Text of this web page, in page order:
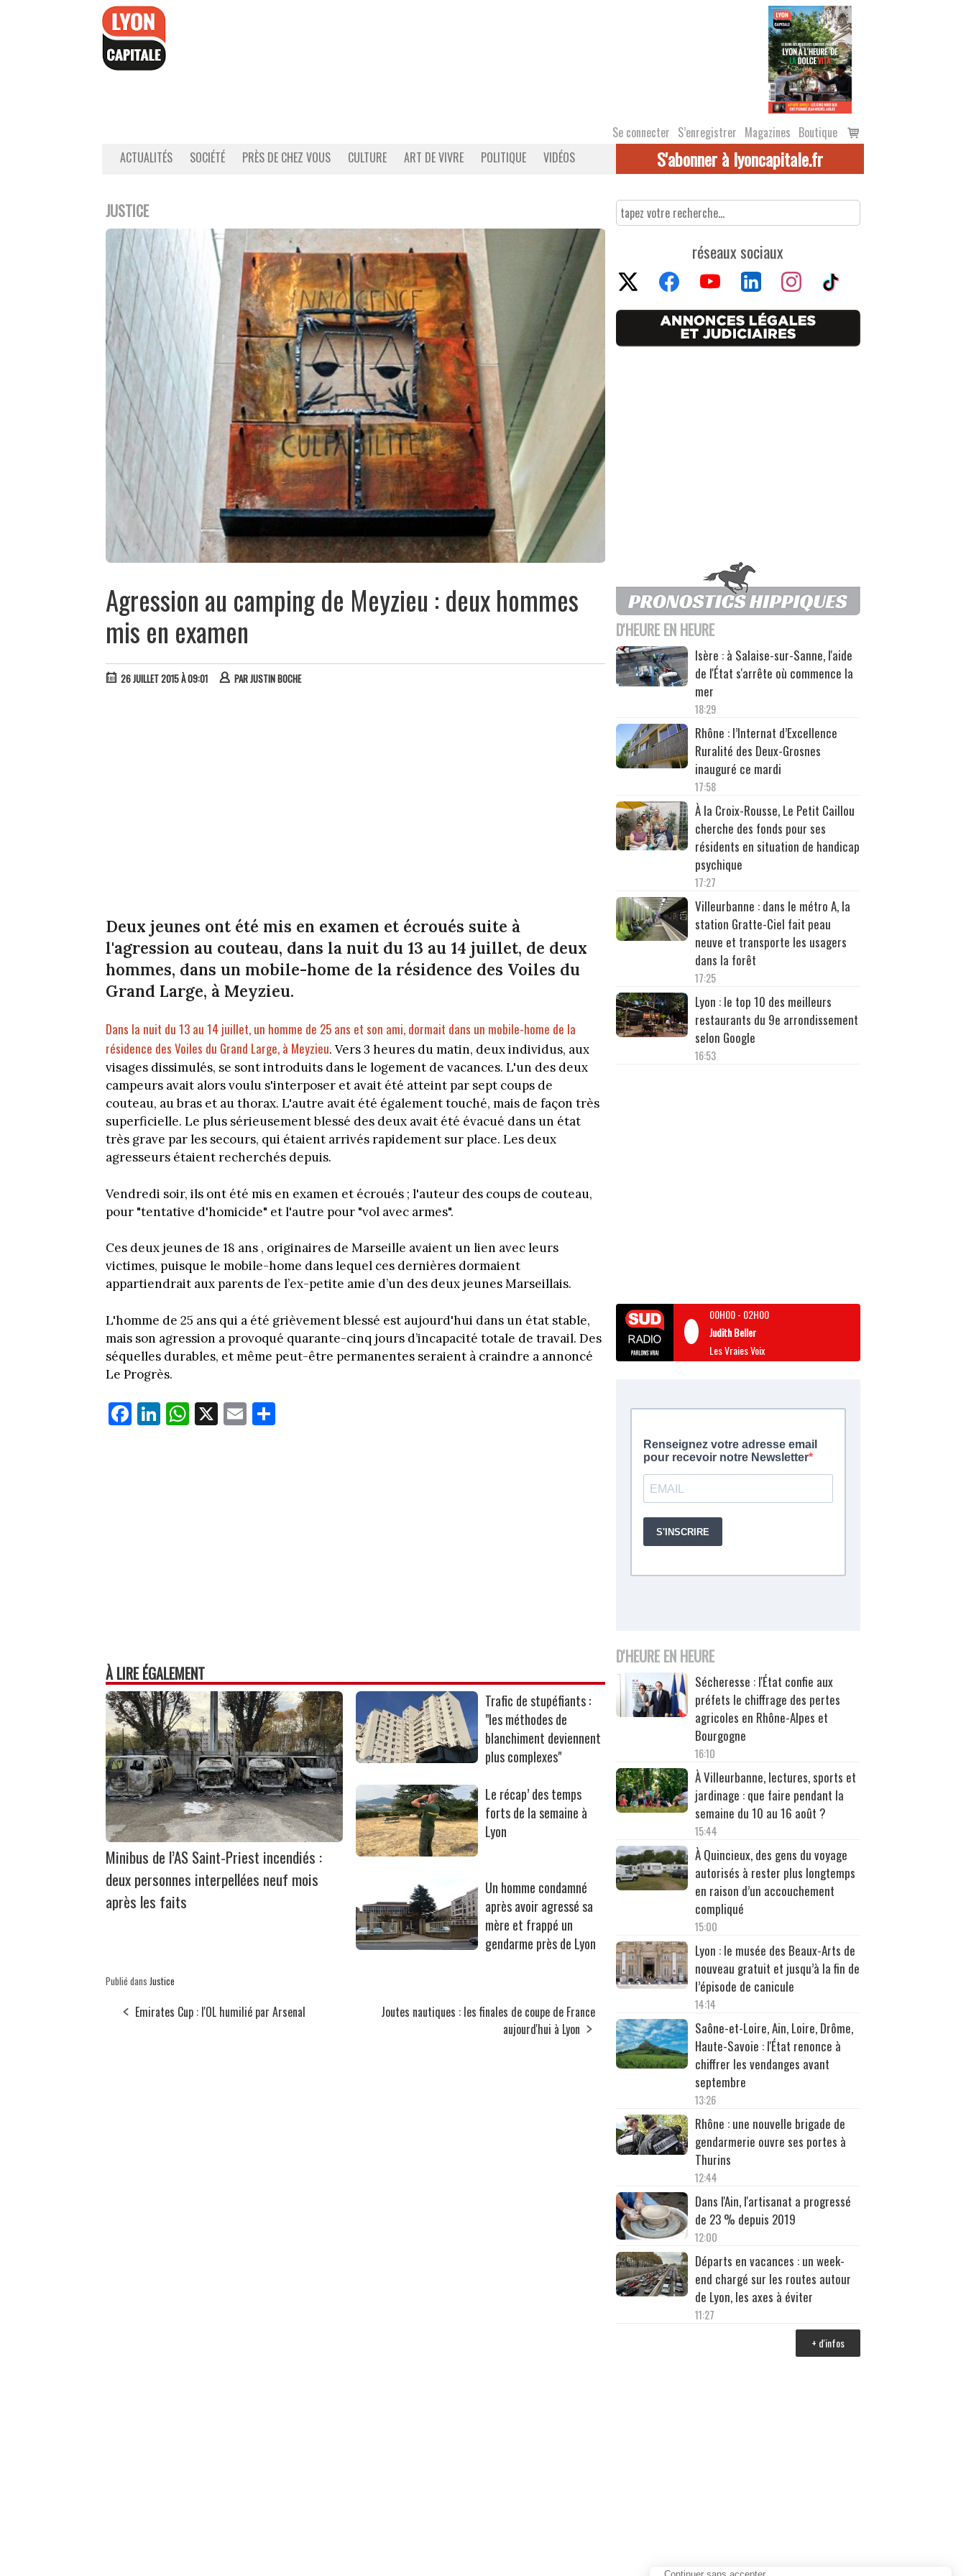
Se connecter S’enregistrer Magazines Boutique
Voir
le
ACTUALITÉS SOCIÉTÉ PRÈS DE CHEZ VOUS CULTURE ART DE VIVRE POLITIQUE VIDÉOS S'abonner à lyoncapitale.fr
JUSTICE
Agression au camping de Meyzieu : deux hommes
mis en examen
26 JUILLET 2015 À 09:01 PARJUSTIN BOCHE
Deux jeunes ont été mis en examen et écroués suite à
l'agression au couteau, dans la nuit du 13 au 14 juillet, de deux
hommes, dans un mobile-home de la résidence des Voiles du
Grand Large, à Meyzieu.
Dans la nuit du 13 au 14 juillet, un homme de 25 ans et son ami, dormait dans un mobile-home de la
résidence des Voiles du Grand Large, à Meyzieu. Vers 3 heures du matin, deux individus, aux
visages dissimulés, se sont introduits dans le logement de vacances. L'un des deux
campeurs avait alors voulu s'interposer et avait été atteint par sept coups de
couteau, au bras et au thorax. L'autre avait été également touché, mais de façon très
superficielle. Le plus sérieusement blessé des deux avait été évacué dans un état
très grave par les secours, qui étaient arrivés rapidement sur place. Les deux
agresseurs étaient recherchés depuis.
Vendredi soir, ils ont été mis en examen et écroués ; l'auteur des coups de couteau,
pour "tentative d'homicide" et l'autre pour "vol avec armes".
Ces deux jeunes de 18 ans , originaires de Marseille avaient un lien avec leurs
victimes, puisque le mobile-home dans lequel ces dernières dormaient
appartiendrait aux parents de l’ex-petite amie d’un des deux jeunes Marseillais.
L'homme de 25 ans qui a été grièvement blessé est aujourd'hui dans un état stable,
mais son agression a provoqué quarante-cinq jours d’incapacité totale de travail. Des
séquelles durables, et même peut-être permanentes seraient à craindre a annoncé
Le Progrès.
Fa
ce
Li
nk
W
ha
X E
m
À LIRE ÉGALEMENT
Minibus de l’AS Saint-Priest incendiés :
deux personnes interpellées neuf mois
après les faits
Trafic de stupéfiants :
"les méthodes de
blanchiment deviennent
plus complexes"
Le récap’ des temps
forts de la semaine à
Lyon
Un homme condamné
après avoir agressé sa
mère et frappé un
gendarme près de Lyon
Publié dans Justice
Emirates Cup : l'OL humilié par Arsenal
Joutes nautiques : les finales de coupe de France
aujourd'hui à Lyon
réseaux sociaux
D'HEURE EN HEURE
Isère : à Salaise-sur-Sanne, l'aide
de l'État s'arrête où commence la
mer
18:29
Rhône : l’Internat d’Excellence
Ruralité des Deux-Grosnes
inauguré ce mardi
17:58
À la Croix-Rousse, Le Petit Caillou
cherche des fonds pour ses
résidents en situation de handicap
psychique
17:27
Villeurbanne : dans le métro A, la
station Gratte-Ciel fait peau
neuve et transporte les usagers
dans la forêt
17:25
Lyon : le top 10 des meilleurs
restaurants du 9e arrondissement
selon Google
16:53
00H00- 02H00
Judith Beller
Les Vraies Voix
D'HEURE EN HEURE
Sécheresse : l'État confie aux
préfets le chiffrage des pertes
agricoles en Rhône-Alpes et
Bourgogne
16:10
À Villeurbanne, lectures, sports et
jardinage : que faire pendant la
semaine du 10 au 16 août ?
15:44
À Quincieux, des gens du voyage
autorisés à rester plus longtemps
en raison d’un accouchement
compliqué
15:00
Lyon : le musée des Beaux-Arts de
nouveau gratuit et jusqu’à la fin de
l’épisode de canicule
14:14
Saône-et-Loire, Ain, Loire, Drôme,
Haute-Savoie : l'État renonce à
chiffrer les vendanges avant
septembre
13:26
Rhône : une nouvelle brigade de
gendarmerie ouvre ses portes à
Thurins
12:44
Dans l'Ain, l'artisanat a progressé
de 23 % depuis 2019
12:00
Départs en vacances : un week-
end chargé sur les routes autour
de Lyon, les axes à éviter
11:27
+ d'infos